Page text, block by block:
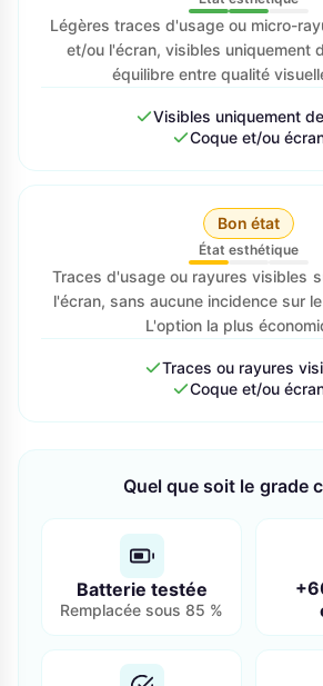
Légères traces d'usage ou micro-
et/ou l'écran, visibles uniquement
équilibre entre qualité
Visibles uniquement
Coque et/ou
Bon état
État esthétique
Traces d'usage ou rayures visibles
l'écran, sans aucune incidence sur
L'option la plus
Traces ou rayures
Coque et/ou
Quel que soit le grade
Batterie testée
Remplacée sous 85 %